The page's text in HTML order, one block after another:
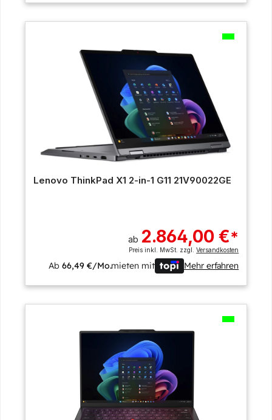
Lenovo ThinkPad X1 2-in-1 G11 21V90022GE
ab 2.864,00 €*
Preis inkl. MwSt. zzgl.Versandkosten
Ab66,49 €/Mo.mieten mit Mehr erfahren